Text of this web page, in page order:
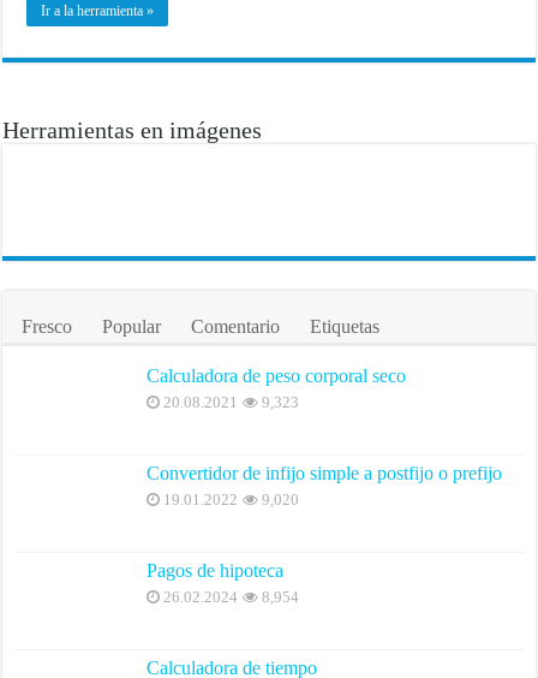
Ir a la herramienta »
Herramientas en imágenes
Fresco Popular Comentario Etiquetas
Calculadora de peso corporal seco
20.08.2021 9,323
Convertidor de infijo simple a postfijo o prefijo
19.01.2022 9,020
Pagos de hipoteca
26.02.2024 8,954
Calculadora de tiempo